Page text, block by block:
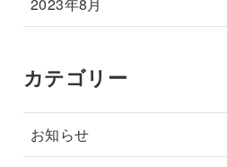
カテゴリー
お知らせ